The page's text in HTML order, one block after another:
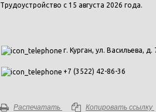
Трудоустройство с 15 августа 2026 года.
г. Курган, ул. Васильева, д.
+7 (3522) 42-86-36
Распечатать Копировать ссылку